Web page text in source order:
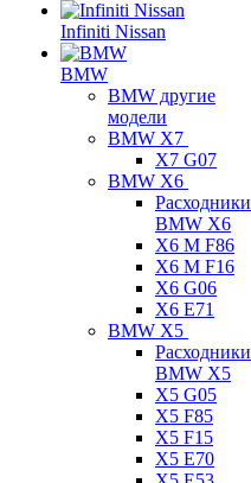
Infiniti Nissan
BMW
BMW другие
модели
BMW X7
X7 G07
BMW X6
Расходники
BMW X6
X6 M F86
X6 M F16
X6 G06
X6 E71
BMW X5
Расходники
BMW X5
X5 G05
X5 F85
X5 F15
X5 E70